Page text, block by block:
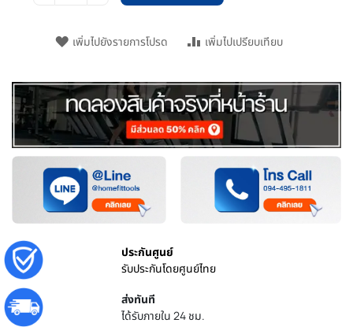
เพิ่มไปยังรายการโปรด เพิ่มไปเปรียบเทียบ
ประกันศูนย์
รับประกันโดยศูนย์ไทย
ส่งทันที
ได้รับภายใน 24 ชม.